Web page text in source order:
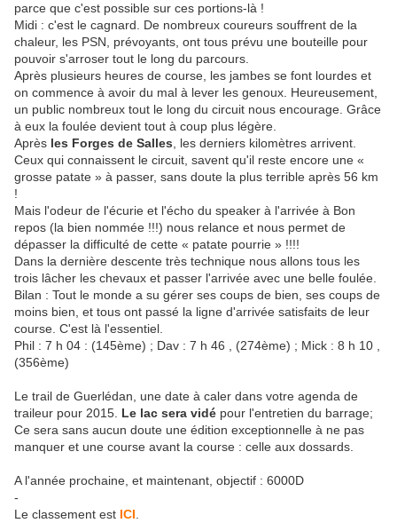
parce que c'est possible sur ces portions-là !
Midi : c'est le cagnard. De nombreux coureurs souffrent de la
chaleur, les PSN, prévoyants, ont tous prévu une bouteille pour
pouvoir s'arroser tout le long du parcours.
Après plusieurs heures de course, les jambes se font lourdes et
on commence à avoir du mal à lever les genoux. Heureusement,
un public nombreux tout le long du circuit nous encourage. Grâce
à eux la foulée devient tout à coup plus légère.
Après les Forges de Salles , les derniers kilomètres arrivent.
Ceux qui connaissent le circuit, savent qu'il reste encore une «
grosse patate » à passer, sans doute la plus terrible après 56 km
!
Mais l'odeur de l'écurie et l'écho du speaker à l'arrivée à Bon
repos (la bien nommée !!!) nous relance et nous permet de
dépasser la difficulté de cette « patate pourrie » !!!!
Dans la dernière descente très technique nous allons tous les
trois lâcher les chevaux et passer l'arrivée avec une belle foulée.
Bilan : Tout le monde a su gérer ses coups de bien, ses coups de
moins bien, et tous ont passé la ligne d'arrivée satisfaits de leur
course. C'est là l'essentiel.
Phil : 7 h 04 : (145ème) ; Dav : 7 h 46 , (274ème) ; Mick : 8 h 10 ,
(356ème)
Le trail de Guerlédan, une date à caler dans votre agenda de
traileur pour 2015. Le lac sera vidé pour l'entretien du barrage;
Ce sera sans aucun doute une édition exceptionnelle à ne pas
manquer et une course avant la course : celle aux dossards.
A l'année prochaine, et maintenant, objectif : 6000D
-
Le classement est ICI